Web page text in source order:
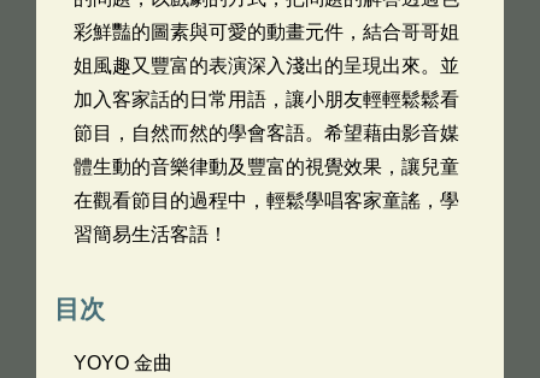
彩鮮豔的圖素與可愛的動畫元件，結合哥哥姐
姐風趣又豐富的表演深入淺出的呈現出來。並
加入客家話的日常用語，讓小朋友輕輕鬆鬆看
節目，自然而然的學會客語。希望藉由影音媒
體生動的音樂律動及豐富的視覺效果，讓兒童
在觀看節目的過程中，輕鬆學唱客家童謠，學
習簡易生活客語！
目次
YOYO 金曲